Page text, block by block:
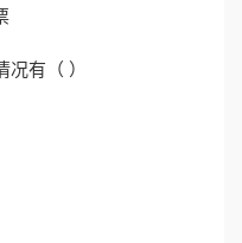
有（ ）